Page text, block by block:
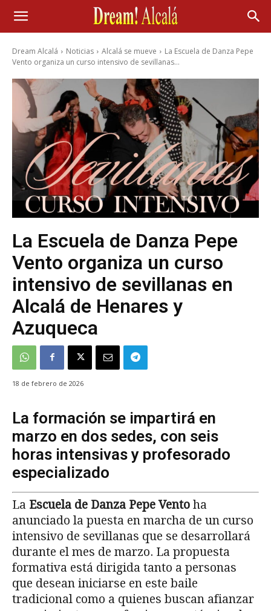
Dream Alcalá Noticias Alcalá se mueve
La Escuela de Danza Pepe
Vento organiza un curso intensivo de sevillanas...
La Escuela de Danza Pepe
Vento organiza un curso
intensivo de sevillanas en
Alcalá de Henares y
Azuqueca
18 de febrero de 2026
La formación se impartirá en
marzo en dos sedes, con seis
horas intensivas y profesorado
especializado
La Escuela de Danza Pepe Vento ha
anunciado la puesta en marcha de un curso
intensivo de sevillanas que se desarrollará
durante el mes de marzo. La propuesta
formativa está dirigida tanto a personas
que desean iniciarse en este baile
tradicional como a quienes buscan afianzar